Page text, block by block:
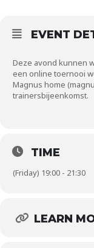
EVENT
Deze avond kunnen
een online toernooi
Magnus home
trainersbijeenkomst.
TIME
(Friday) 19:00 - 21:30
LEARN